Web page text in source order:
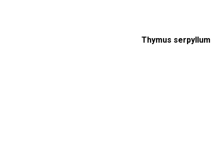
Thymus serpyllum